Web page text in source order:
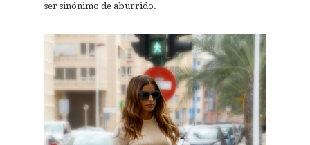
ser sinónimo de aburrido.